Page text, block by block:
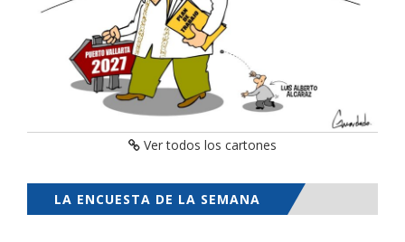
Ver todos los cartones
LA ENCUESTA DE LA SEMANA